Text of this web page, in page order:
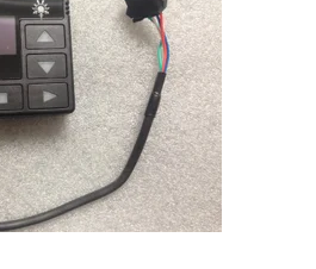
činností topení a předvolbu na 3
k nezávislému topení Planar 2d nebo